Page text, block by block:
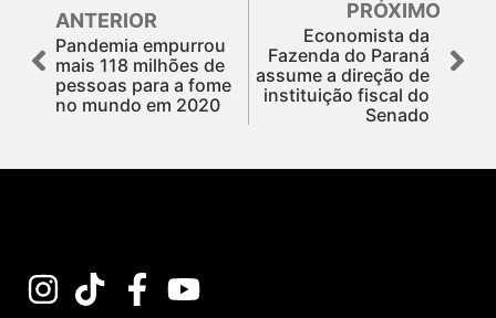
ANTERIOR
Pandemia empurrou
mais 118 milhões de
pessoas para a fome
no mundo em 2020
PRÓXIMO
Economista da
Fazenda do Paraná
assume a direção de
instituição fiscal do
Senado